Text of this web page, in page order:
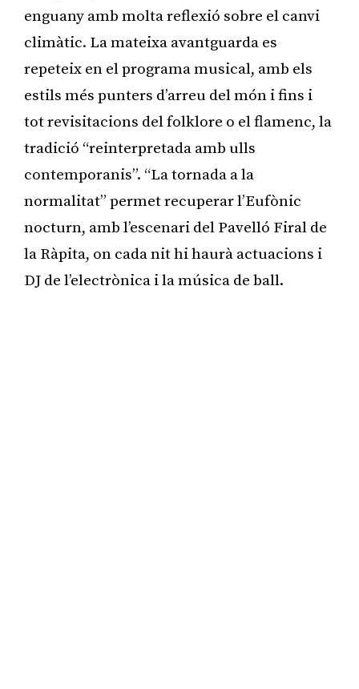
enguany amb molta reflexió sobre el canvi
climàtic. La mateixa avantguarda es
repeteix en el programa musical, amb els
estils més punters d’arreu del món i fins i
tot revisitacions del folklore o el flamenc, la
tradició “reinterpretada amb ulls
contemporanis”. “La tornada a la
normalitat” permet recuperar l’Eufònic
nocturn, amb l’escenari del Pavelló Firal de
la Ràpita, on cada nit hi haurà actuacions i
DJ de l’electrònica i la música de ball.